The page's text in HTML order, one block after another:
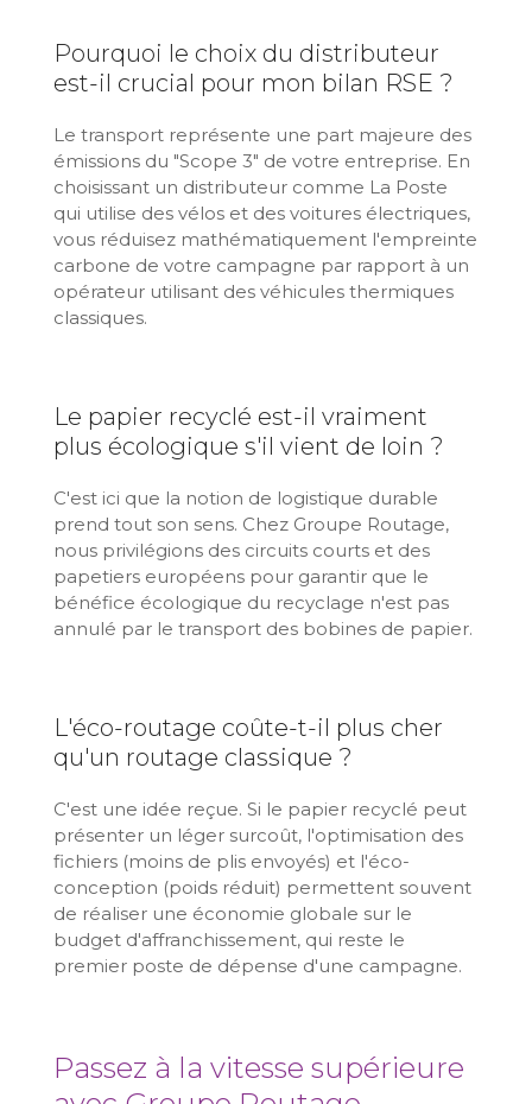
Pourquoi le choix du distributeur
est-il crucial pour mon bilan RSE ?
Le transport représente une part majeure des
émissions du "Scope 3" de votre entreprise. En
choisissant un distributeur comme La Poste
qui utilise des vélos et des voitures électriques,
vous réduisez mathématiquement l'empreinte
carbone de votre campagne par rapport à un
opérateur utilisant des véhicules thermiques
classiques.
Le papier recyclé est-il vraiment
plus écologique s'il vient de loin ?
C'est ici que la notion de logistique durable
prend tout son sens. Chez Groupe Routage,
nous privilégions des circuits courts et des
papetiers européens pour garantir que le
bénéfice écologique du recyclage n'est pas
annulé par le transport des bobines de papier.
L'éco-routage coûte-t-il plus cher
qu'un routage classique ?
C'est une idée reçue. Si le papier recyclé peut
présenter un léger surcoût, l'optimisation des
fichiers (moins de plis envoyés) et l'éco-
conception (poids réduit) permettent souvent
de réaliser une économie globale sur le
budget d'affranchissement, qui reste le
premier poste de dépense d'une campagne.
Passez à la vitesse supérieure